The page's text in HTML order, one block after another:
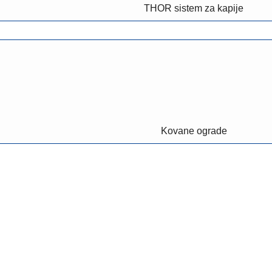
THOR sistem za kapije
Kovane ograde